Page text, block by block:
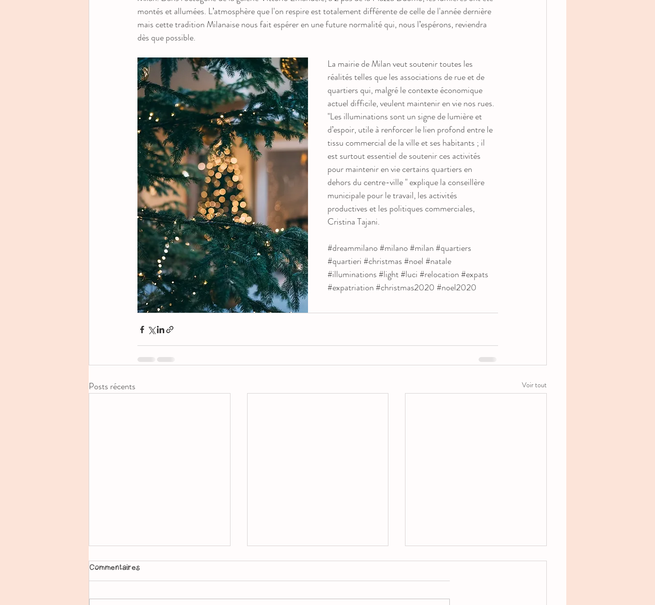
montés et allumées. L’atmosphère que l'on respire est totalement différente de celle de l'année dernière
mais cette tradition Milanaise nous fait espérer en une future normalité qui, nous l’espérons, reviendra
dès que possible.
La mairie de Milan veut soutenir toutes les
réalités telles que les associations de rue et de
quartiers qui, malgré le contexte économique
actuel difficile, veulent maintenir en vie nos rues.
"Les illuminations sont un signe de lumière et
d’espoir, utile à renforcer le lien profond entre le
tissu commercial de la ville et ses habitants ; il
est surtout essentiel de soutenir ces activités
pour maintenir en vie certains quartiers en
dehors du centre-ville " explique la conseillère
municipale pour le travail, les activités
productives et les politiques commerciales,
Cristina Tajani.
#dreammilano#milano#milan#quartiers
#quartieri#christmas #noel #natale
#illuminations #light #luci #relocation#expats
#expatriation#christmas2020#noel2020
Posts récents Voir tout
Commentaires